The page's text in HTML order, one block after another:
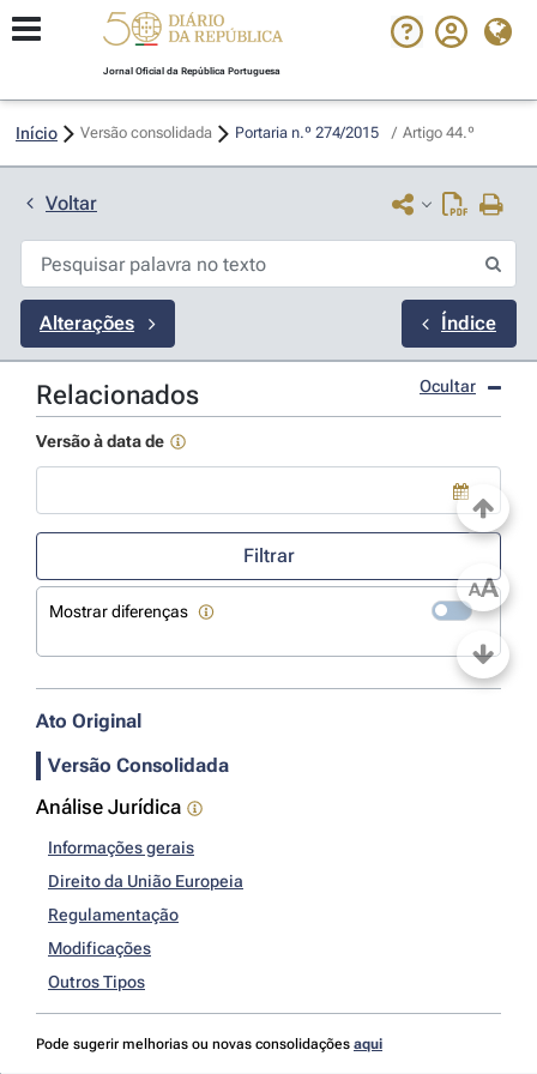
Jornal Oficial da República Portuguesa
Início Versão consolidada Portaria n.º 274/2015 / Artigo 44.º
Voltar
Alterações Índice
Relacionados Ocultar
Versão à data de
Use a tecla de seta para baixo para abrir o calendário; Use as
Filtrar
Mostrar diferenças
Ato Original
Versão Consolidada
Análise Jurídica
Informações gerais
Direito da União Europeia
Regulamentação
Modificações
Outros Tipos
Pode sugerir melhorias ou novas consolidações aqui
AA